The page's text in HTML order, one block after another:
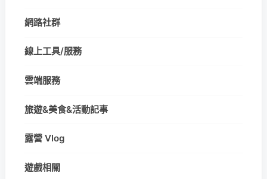
網路社群
線上工具/服務
雲端服務
旅遊&美食&活動記事
露營 Vlog
遊戲相關